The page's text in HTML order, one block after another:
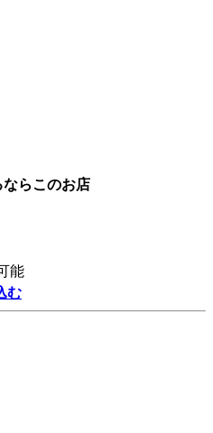
らこのお店
能
む